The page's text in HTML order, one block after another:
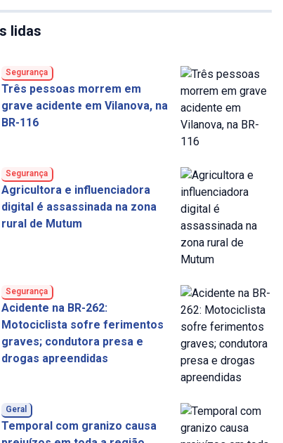
lidas
Segurança
Três pessoas morrem em
grave acidente em Vilanova, na
BR-116
Segurança
Agricultora e influenciadora
digital é assassinada na zona
rural de Mutum
Segurança
Acidente na BR-262:
Motociclista sofre ferimentos
graves; condutora presa e
drogas apreendidas
Geral
Temporal com granizo causa